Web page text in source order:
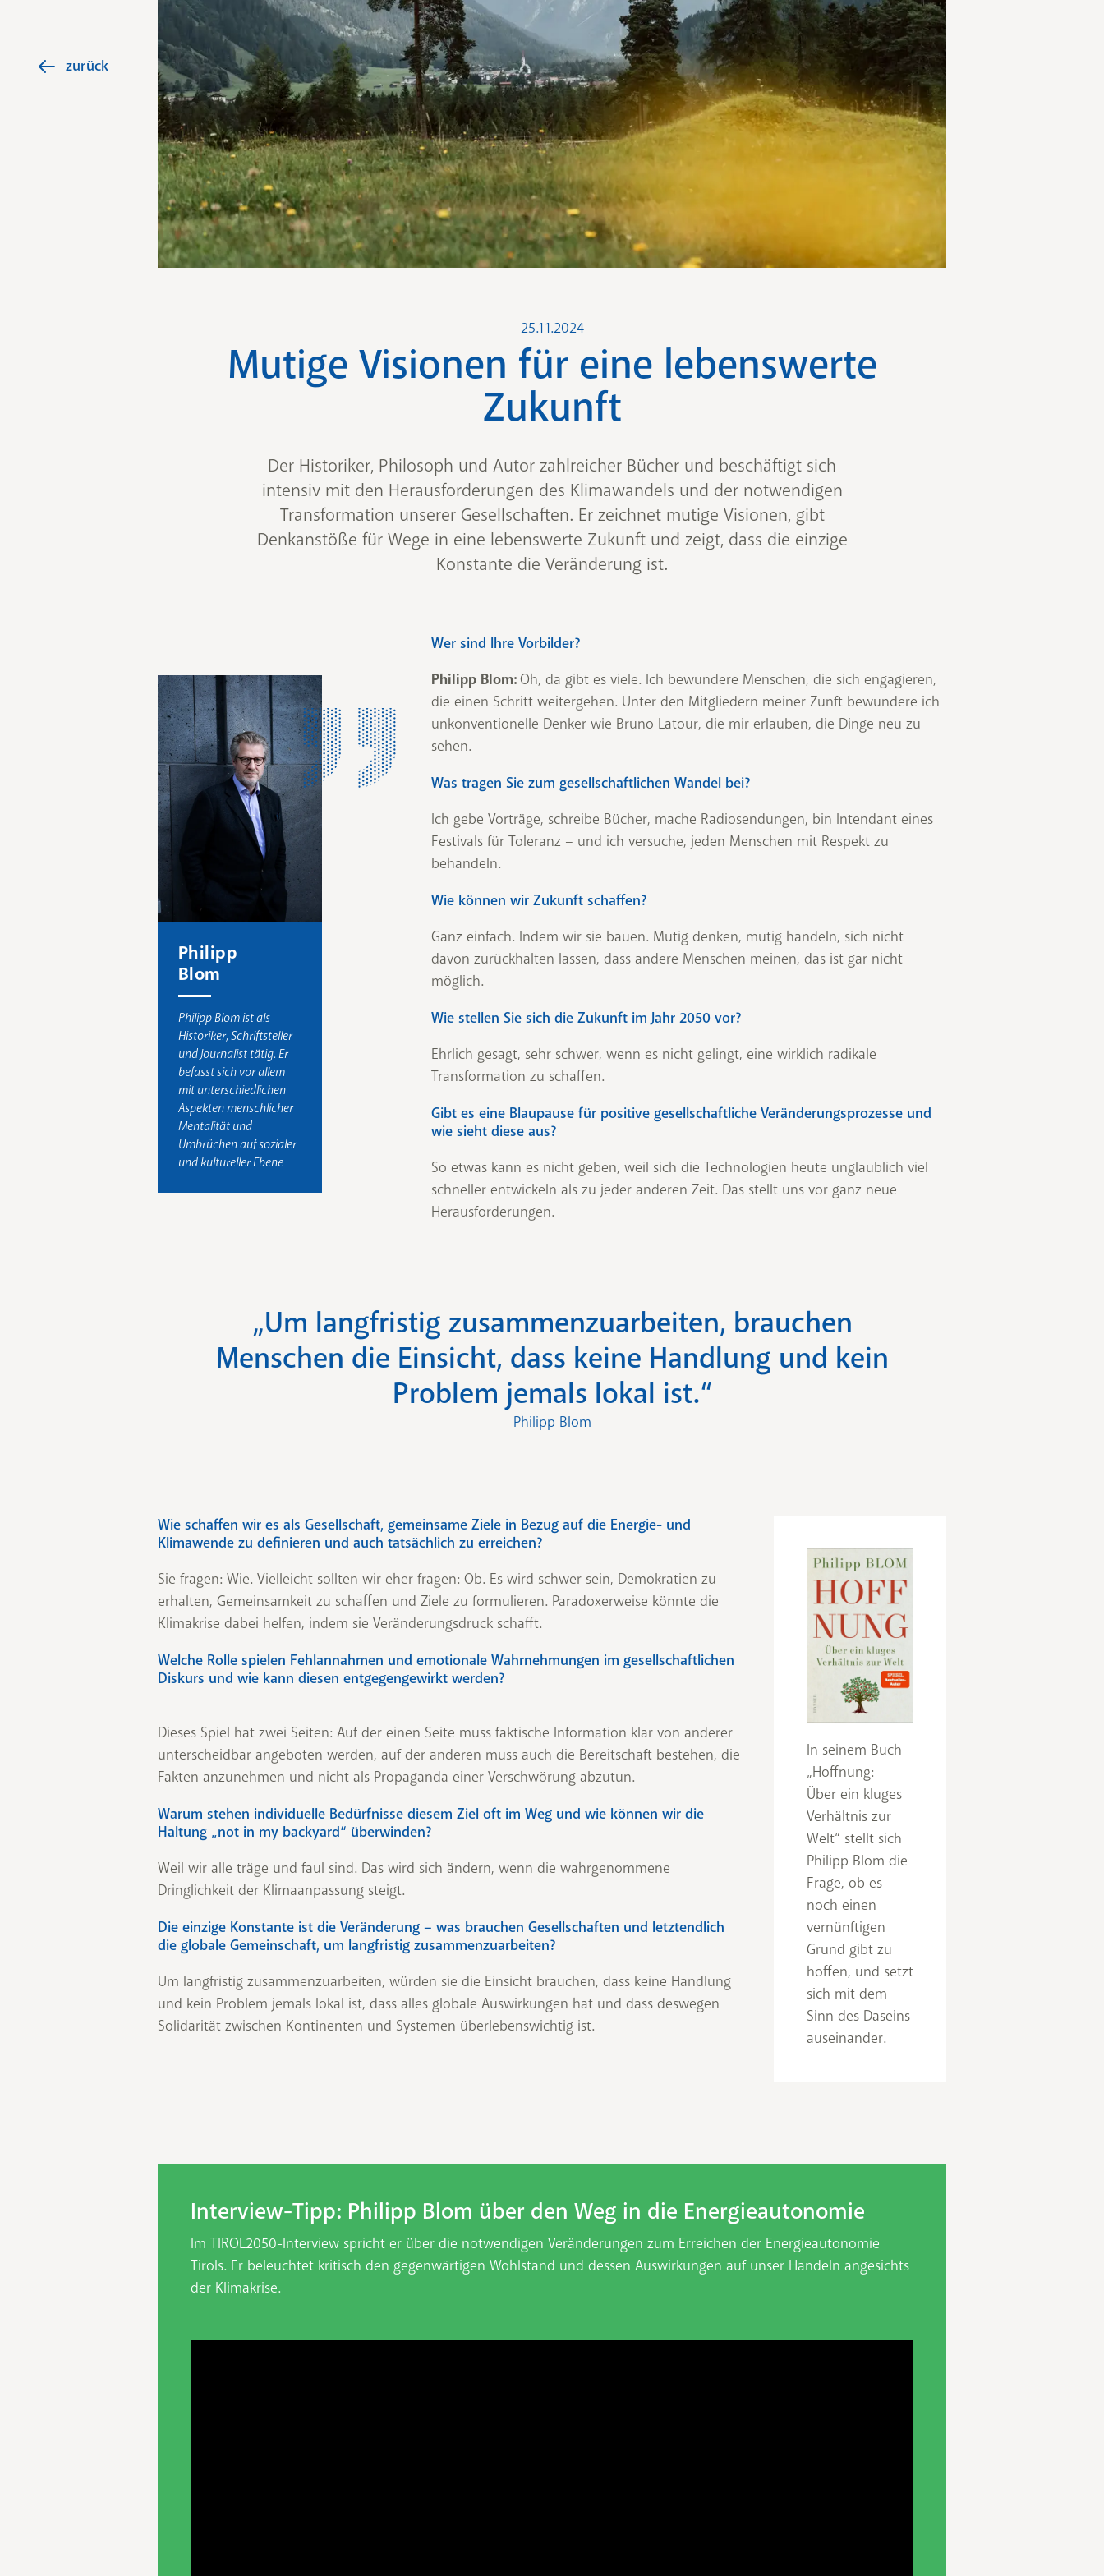
zurück
25.11.2024
Mutige Visionen für eine lebenswerte
Zukunft
Der Historiker, Philosoph und Autor zahlreicher Bücher und beschäftigt sich
intensiv mit den Herausforderungen des Klimawandels und der notwendigen
Transformation unserer Gesellschaften. Er zeichnet mutige Visionen, gibt
Denkanstöße für Wege in eine lebenswerte Zukunft und zeigt, dass die einzige
Konstante die Veränderung ist.
Philipp
Blom
Philipp Blom ist als
Historiker, Schriftsteller
und Journalist tätig. Er
befasst sich vor allem
mit unterschiedlichen
Aspekten menschlicher
Mentalität und
Umbrüchen auf sozialer
und kultureller Ebene
Wer sind Ihre Vorbilder?
Philipp Blom:Oh, da gibt es viele. Ich bewundere Menschen, die sich engagieren,
die einen Schritt weitergehen. Unter den Mitgliedern meiner Zunft bewundere ich
unkonventionelle Denker wie Bruno Latour, die mir erlauben, die Dinge neu zu
sehen.
Was tragen Sie zum gesellschaftlichen Wandel bei?
Ich gebe Vorträge, schreibe Bücher, mache Radiosendungen, bin Intendant eines
Festivals für Toleranz – und ich versuche, jeden Menschen mit Respekt zu
behandeln.
Wie können wir Zukunft schaffen?
Ganz einfach. Indem wir sie bauen. Mutig denken, mutig handeln, sich nicht
davon zurückhalten lassen, dass andere Menschen meinen, das ist gar nicht
möglich.
Wie stellen Sie sich die Zukunft im Jahr 2050 vor?
Ehrlich gesagt, sehr schwer, wenn es nicht gelingt, eine wirklich radikale
Transformation zu schaffen.
Gibt es eine Blaupause für positive gesellschaftliche Veränderungsprozesse und
wie sieht diese aus?
So etwas kann es nicht geben, weil sich die Technologien heute unglaublich viel
schneller entwickeln als zu jeder anderen Zeit. Das stellt uns vor ganz neue
Herausforderungen.
„Um langfristig zusammenzuarbeiten, brauchen
Menschen die Einsicht, dass keine Handlung und kein
Problem jemals lokal ist.“
Philipp Blom
Wie schaffen wir es als Gesellschaft, gemeinsame Ziele in Bezug auf die Energie- und
Klimawende zu definieren und auch tatsächlich zu erreichen?
Sie fragen: Wie. Vielleicht sollten wir eher fragen: Ob. Es wird schwer sein, Demokratien zu
erhalten, Gemeinsamkeit zu schaffen und Ziele zu formulieren. Paradoxerweise könnte die
Klimakrise dabei helfen, indem sie Veränderungsdruck schafft.
Welche Rolle spielen Fehlannahmen und emotionale Wahrnehmungen im gesellschaftlichen
Diskurs und wie kann diesen entgegengewirkt werden?
Dieses Spiel hat zwei Seiten: Auf der einen Seite muss faktische Information klar von anderer
unterscheidbar angeboten werden, auf der anderen muss auch die Bereitschaft bestehen, die
Fakten anzunehmen und nicht als Propaganda einer Verschwörung abzutun.
Warum stehen individuelle Bedürfnisse diesem Ziel oft im Weg und wie können wir die
Haltung „not in my backyard“ überwinden?
Weil wir alle träge und faul sind. Das wird sich ändern, wenn die wahrgenommene
Dringlichkeit der Klimaanpassung steigt.
Die einzige Konstante ist die Veränderung – was brauchen Gesellschaften und letztendlich
die globale Gemeinschaft, um langfristig zusammenzuarbeiten?
Um langfristig zusammenzuarbeiten, würden sie die Einsicht brauchen, dass keine Handlung
und kein Problem jemals lokal ist, dass alles globale Auswirkungen hat und dass deswegen
Solidarität zwischen Kontinenten und Systemen überlebenswichtig ist.
In seinem Buch
„Hoffnung:
Über ein kluges
Verhältnis zur
Welt“ stellt sich
Philipp Blom die
Frage, ob es
noch einen
vernünftigen
Grund gibt zu
hoffen, und setzt
sich mit dem
Sinn des Daseins
auseinander.
Interview-Tipp: Philipp Blom über den Weg in die Energieautonomie
Im TIROL2050-Interview spricht er über die notwendigen Veränderungen zum Erreichen der Energieautonomie
Tirols. Er beleuchtet kritisch den gegenwärtigen Wohlstand und dessen Auswirkungen auf unser Handeln angesichts
der Klimakrise.